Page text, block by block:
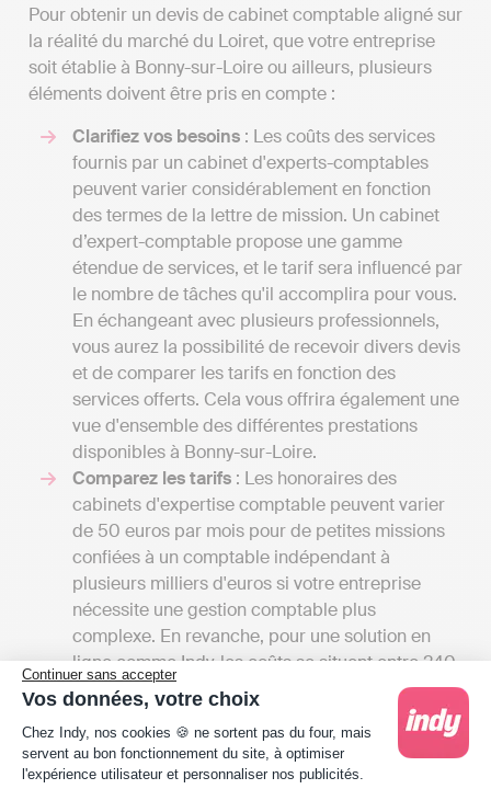
Continuer sans accepter
Vos données, votre choix
Plateforme de Gestion du Consentement :
Chez Indy, nos cookies 🍪 ne sortent pas du four, mais
servent au bon fonctionnement du site, à optimiser
l'expérience utilisateur et personnaliser nos publicités.
Pour obtenir un devis de cabinet comptable aligné sur
la réalité du marché du Loiret, que votre entreprise
soit établie à Bonny-sur-Loire ou ailleurs, plusieurs
éléments doivent être pris en compte :
Clarifiez vos besoins : Les coûts des services
fournis par un cabinet d'experts-comptables
peuvent varier considérablement en fonction
des termes de la lettre de mission. Un cabinet
d’expert-comptable propose une gamme
étendue de services, et le tarif sera influencé par
le nombre de tâches qu'il accomplira pour vous.
En échangeant avec plusieurs professionnels,
vous aurez la possibilité de recevoir divers devis
et de comparer les tarifs en fonction des
services offerts. Cela vous offrira également une
vue d'ensemble des différentes prestations
disponibles à Bonny-sur-Loire.
Comparez les tarifs : Les honoraires des
cabinets d'expertise comptable peuvent varier
de 50 euros par mois pour de petites missions
confiées à un comptable indépendant à
plusieurs milliers d'euros si votre entreprise
nécessite une gestion comptable plus
complexe. En revanche, pour une solution en
ligne comme Indy, les coûts se situent entre 240
€ et 588 € / an HT en fonction de la taille de
l'entreprise, car Indy n'assiste que les
professionnels dans la gestion de leur
comptabilité, contrairement à l’expert-